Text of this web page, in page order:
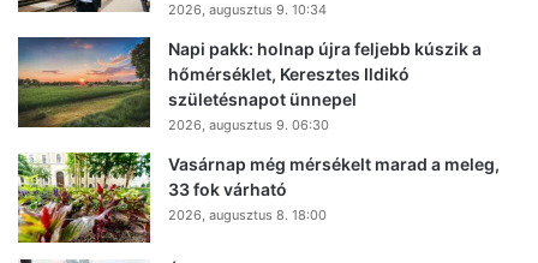
2026, augusztus 9. 10:34
Napi pakk: holnap újra feljebb kúszik a
hőmérséklet, Keresztes Ildikó
születésnapot ünnepel
2026, augusztus 9. 06:30
Vasárnap még mérsékelt marad a meleg,
33 fok várható
2026, augusztus 8. 18:00